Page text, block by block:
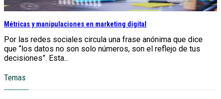
Métricas y manipulaciones en marketing digital
Por las redes sociales circula una frase anónima que dice
que “los datos no son solo números, son el reflejo de tus
decisiones”. Esta...
Temas